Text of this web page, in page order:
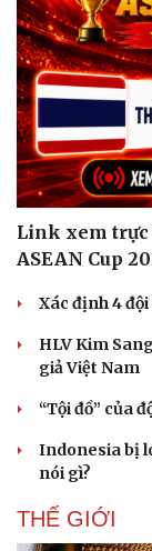
Link xem trực
ASEAN Cup
Xác định 4
HLV Kim
giả Việt Nam
“Tội đồ” của
Indonesia bị
nói gì?
THẾ GIỚI